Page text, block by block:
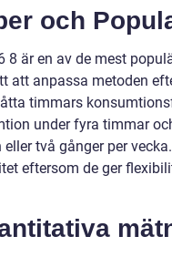
och
8 är en av de mest
att anpassa metoden
timmars
under fyra timmar
eller två gånger per
eftersom de ger